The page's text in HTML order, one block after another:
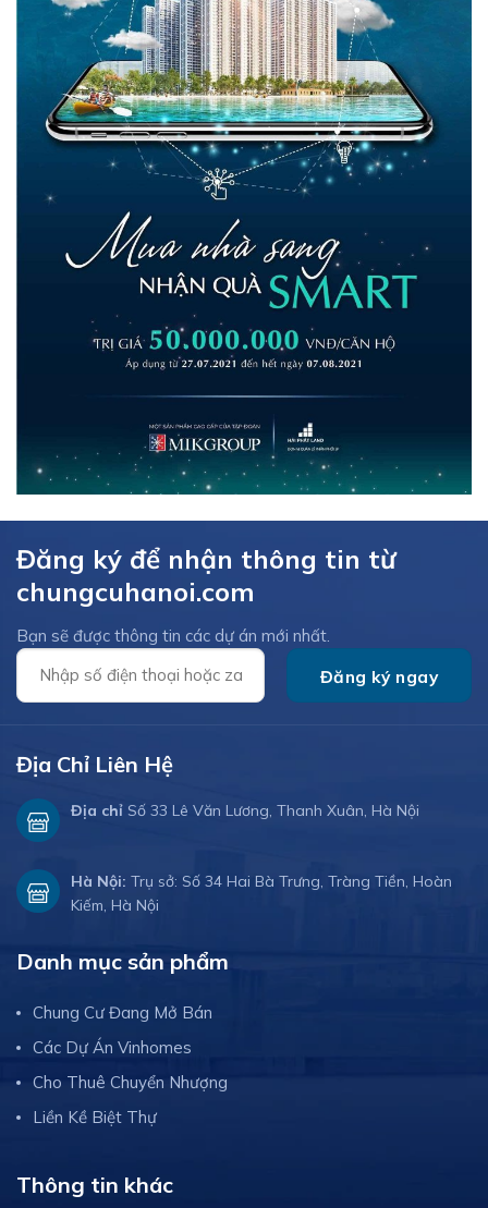
Đăng ký để nhận thông tin từ
chungcuhanoi.com
Bạn sẽ được thông tin các dự án mới nhất.
Địa Chỉ Liên Hệ
Địa chỉ Số 33 Lê Văn Lương, Thanh Xuân, Hà Nội
Hà Nội: Trụ sở: Số 34 Hai Bà Trưng, Tràng Tiền, Hoàn
Kiếm, Hà Nội
Danh mục sản phẩm
Chung Cư Đang Mở Bán
Các Dự Án Vinhomes
Cho Thuê Chuyển Nhượng
Liền Kề Biệt Thự
Thông tin khác